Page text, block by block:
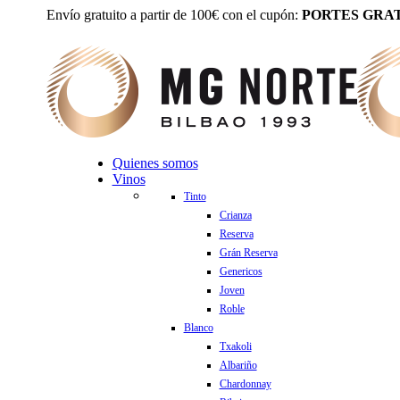
Envío gratuito a partir de 100€ con el cupón: PORTES
Quienes somos
Vinos
Tinto
Crianza
Reserva
Grán Reserva
Genericos
Joven
Roble
Blanco
Txakoli
Albariño
Chardonnay